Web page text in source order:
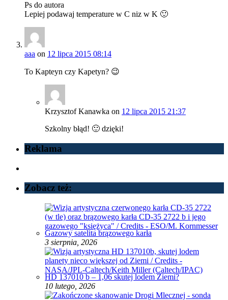
Ps do autora
Lepiej podawaj temperature w C niz w K 🙂
aaa on 12 lipca 2015 08:14
To Kapteyn czy Kapetyn? 😉
Krzysztof Kanawka on 12 lipca 2015 21:37
Szkolny błąd! 🙂 dzięki!
Reklama
Zobacz też:
Gazowy satelita brązowego karła
3 sierpnia, 2026
HD 137010 b – 1,06 skutej lodem Ziemi?
10 lutego, 2026